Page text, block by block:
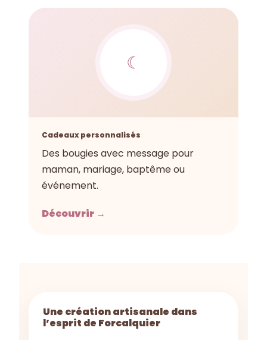
☾
Cadeaux personnalisés
Des bougies avec message pour
maman, mariage, baptême ou
événement.
Découvrir →
Une création artisanale dans
l’esprit de Forcalquier